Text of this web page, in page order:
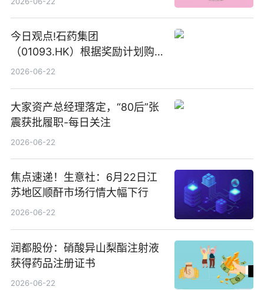
今日观点!石药集团
（01093.HK）根据奖励计划购
回580万股
2026-06-22
大家资产总经理落定，“80后”张
震获批履职-每日关注
2026-06-22
焦点速递！生意社：6月22日江
苏地区顺酐市场行情大幅下行
2026-06-22
润都股份：硝酸异山梨酯注射液
获得药品注册证书
2026-06-22